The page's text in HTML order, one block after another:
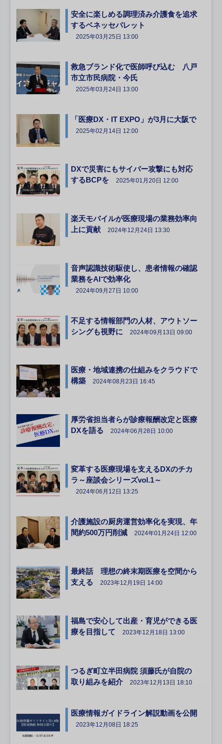
安全に楽しめる調理済み介護食を追求
するベネッセパレット
2025年03月25日 13:00
救急ブランド化で医師呼び込む 八戸
市立市民病院・今氏
2025年03月24日 13:00
「医療DX・IT EXPO」が3月に大阪で
2025年02月14日 12:00
DXで災害にもサイバー攻撃にも対応
するBCPを
2025年01月20日 12:00
楽天モバイルが医療現場の業務効率向
上に貢献
2024年12月24日 13:30
音声認識技術駆使し、患者情報の確認
業務をAIで効率化
2024年09月27日 10:00
不足する情報部門の人材、アウトソー
シングも視野に
2024年09月13日 09:00
医療・地域連携の仕組みをクラウドで
構築
2024年08月23日 16:45
厚労省担当者らが診療報酬改定と医療
DXを語る
2024年06月28日 10:00
変革する医療現場を支えるDXのチカ
ラ～座談会シリーズvol.1～
2024年06月12日 13:25
介護施設の厨房運営効率化を実現、年
間約500万円削減
2024年01月24日 12:00
最終話 理想の終末期医療を空間から
支える
2023年12月19日 14:00
福島で安心して出産・育児ができる医
療を目指して
2023年12月18日 13:00
つるぎ町立半田病院 須藤氏が自院の
取り組みを紹介
2023年12月13日 18:10
医療情報ガイドライン解説動画を公開
2023年12月08日 18:25